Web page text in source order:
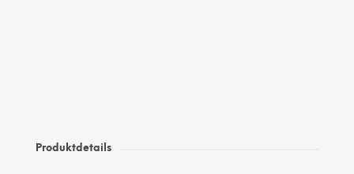
Produktdetails